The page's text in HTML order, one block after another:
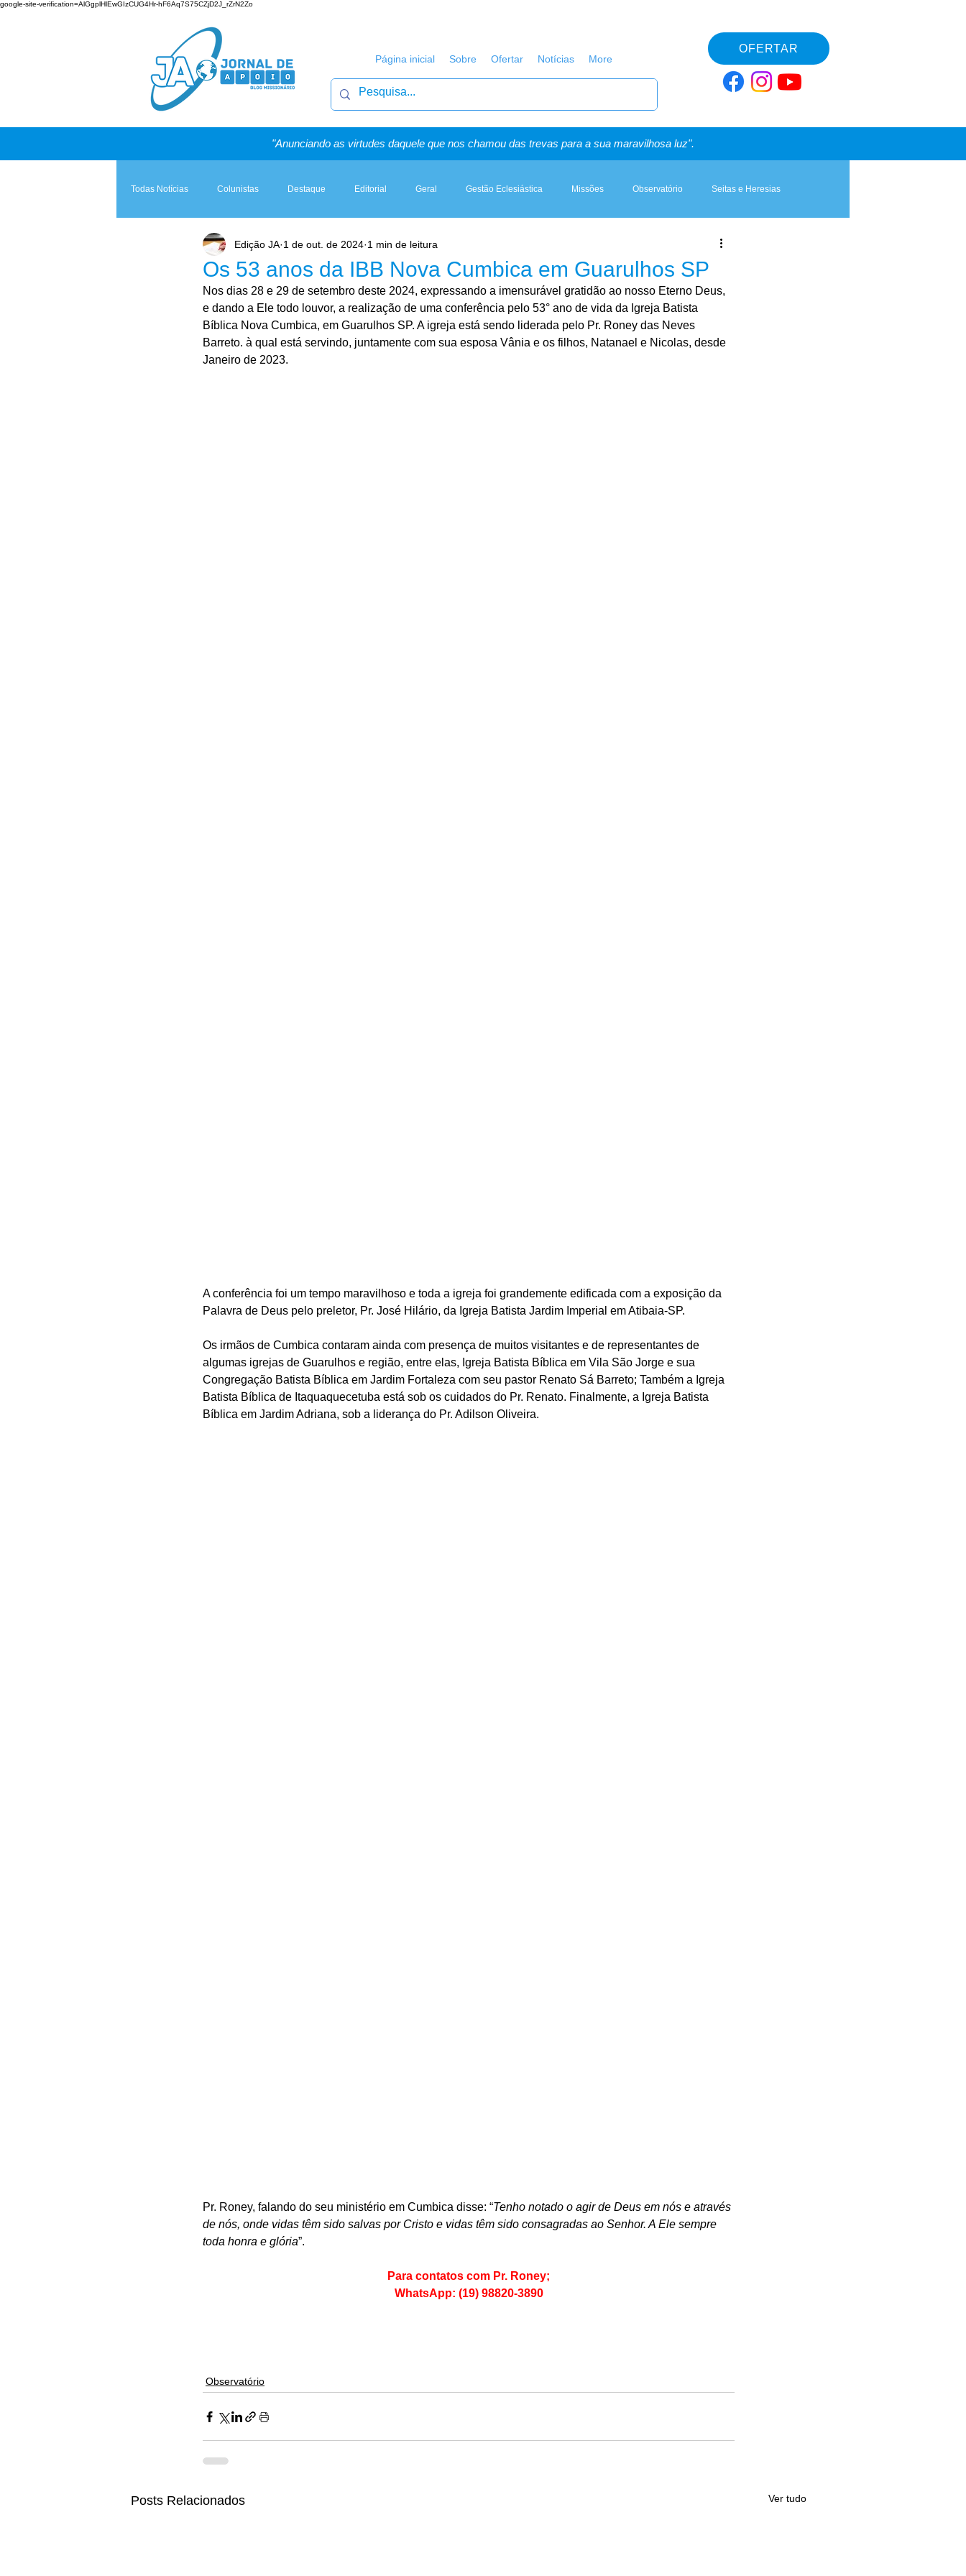
google-site-verification=AlGgplHlEwGIzCUG4Hr-hF6Aq7S75CZjD2J_rZrN2Zo
Página inicial Sobre Ofertar Notícias More
OFERTAR
"Anunciando as virtudes daquele que nos chamou das trevas para a sua maravilhosa luz".
Todas Notícias Colunistas Destaque Editorial Geral Gestão Eclesiástica Missões Observatório Seitas e Heresias
Teologia & Prática A Igreja e a Lei Artigos, Sermões & Esboços
Os 53 anos da IBB Nova Cumbica em Guarulhos SP
Edição JA 1 de out. de 2024 1 min de leitura
Nos dias 28 e 29 de setembro deste 2024, expressando a imensurável gratidão ao nosso Eterno Deus,
e dando a Ele todo louvor, a realização de uma conferência pelo 53° ano de vida da Igreja Batista
Bíblica Nova Cumbica, em Guarulhos SP. A igreja está sendo liderada pelo Pr. Roney das Neves
Barreto. à qual está servindo, juntamente com sua esposa Vânia e os filhos, Natanael e Nicolas, desde
Janeiro de 2023.
A conferência foi um tempo maravilhoso e toda a igreja foi grandemente edificada com a exposição da
Palavra de Deus pelo preletor, Pr. José Hilário, da Igreja Batista Jardim Imperial em Atibaia-SP.
Os irmãos de Cumbica contaram ainda com presença de muitos visitantes e de representantes de
algumas igrejas de Guarulhos e região, entre elas, Igreja Batista Bíblica em Vila São Jorge e sua
Congregação Batista Bíblica em Jardim Fortaleza com seu pastor Renato Sá Barreto; Também a Igreja
Batista Bíblica de Itaquaquecetuba está sob os cuidados do Pr. Renato. Finalmente, a Igreja Batista
Bíblica em Jardim Adriana, sob a liderança do Pr. Adilson Oliveira.
Pr. Roney, falando do seu ministério em Cumbica disse: “Tenho notado o agir de Deus em nós e através
de nós, onde vidas têm sido salvas por Cristo e vidas têm sido consagradas ao Senhor. A Ele sempre
toda honra e glória”.
Para contatos com Pr. Roney;
WhatsApp: (19) 98820-3890
Observatório
Posts Relacionados Ver tudo